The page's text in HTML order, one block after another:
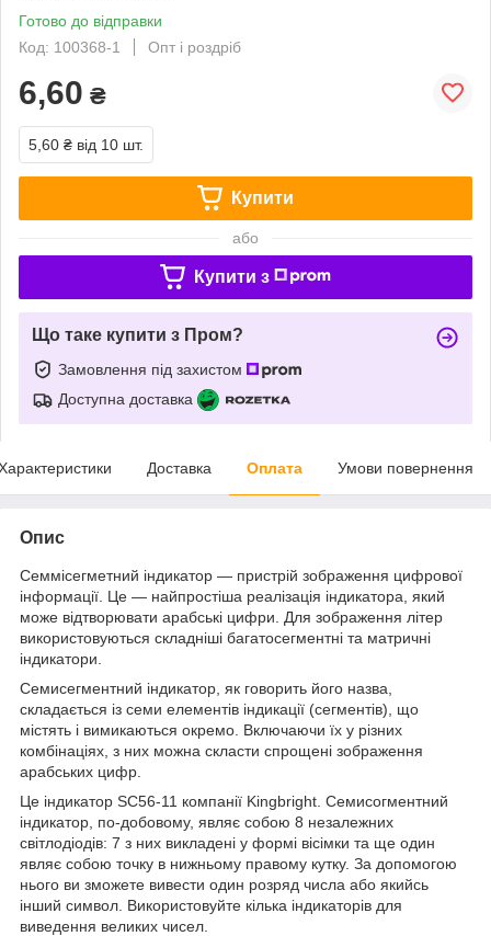
Готово до відправки
Код: 100368-1
Опт і роздріб
6,60 ₴
5,60 ₴ від 10 шт.
Купити
або
Купити з
Що таке купити з Пром?
Замовлення під захистом
Доступна доставка
Доставка Оплата Умови повернення
Опис
Семмісегметний індикатор — пристрій зображення цифрової
інформації. Це — найпростіша реалізація індикатора, який
може відтворювати арабські цифри. Для зображення літер
використовуються складніші багатосегментні та матричні
індикатори.
Семисегментний індикатор, як говорить його назва,
складається із семи елементів індикації (сегментів), що
містять і вимикаються окремо. Включаючи їх у різних
комбінаціях, з них можна скласти спрощені зображення
арабських цифр.
Це індикатор SC56-11 компанії Kingbright. Семисогментний
індикатор, по-добовому, являє собою 8 незалежних
світлодіодів: 7 з них викладені у формі вісімки та ще один
являє собою точку в нижньому правому кутку. За допомогою
нього ви зможете вивести один розряд числа або якийсь
інший символ. Використовуйте кілька індикаторів для
виведення великих чисел.